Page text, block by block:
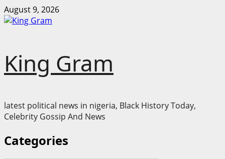
Skip
to
August 9, 2026
King Gram
latest political news in nigeria, Black History Today,
Celebrity Gossip And News
Categories